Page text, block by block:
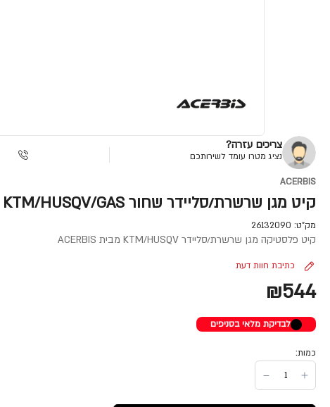
צריכים עזרה?
נציג מטרו עומד לשירותכם
ACERBIS
קיט מגן שרשרת/סליידר שחור KTM/HUSQV/GAS
מק"ט: 26132090
קיט פלסטיקה מגן שרשרת/סליידר KTM/HUSQV מבית ACERBIS
כתיבת חוות דעת
₪544
לבדיקת מלאי בסניפים
כמות: